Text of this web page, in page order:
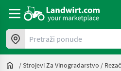
Pretraži ponude
/Strojevi Za Vinogradarstvo /